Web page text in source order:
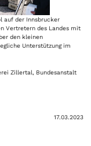
auf der Innsbrucker
Vertretern des Landes mit
den kleinen
Unterstützung im
Zillertal, Bundesanstalt
17.03.2023